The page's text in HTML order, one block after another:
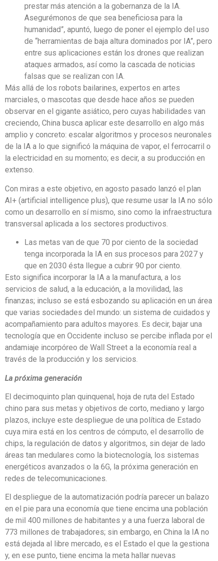
prestar más atención a la gobernanza de la IA.
Asegurémonos de que sea beneficiosa para la
humanidad”, apuntó, luego de poner el ejemplo del uso
de “herramientas de baja altura dominados por IA”, pero
entre sus aplicaciones están los drones que realizan
ataques armados, así como la cascada de noticias
falsas que se realizan con IA.
Más allá de los robots bailarines, expertos en artes
marciales, o mascotas que desde hace años se pueden
observar en el gigante asiático, pero cuyas habilidades van
creciendo, China busca aplicar este desarrollo en algo más
amplio y concreto: escalar algoritmos y procesos neuronales
de la IA a lo que significó la máquina de vapor, el ferrocarril o
la electricidad en su momento; es decir, a su producción en
extenso.
Con miras a este objetivo, en agosto pasado lanzó el plan
AI+ (artificial intelligence plus), que resume usar la IA no sólo
como un desarrollo en sí mismo, sino como la infraestructura
transversal aplicada a los sectores productivos.
Las metas van de que 70 por ciento de la sociedad
tenga incorporada la IA en sus procesos para 2027 y
que en 2030 ésta llegue a cubrir 90 por ciento.
Esto significa incorporar la IA a la manufactura, a los
servicios de salud, a la educación, a la movilidad, las
finanzas; incluso se está esbozando su aplicación en un área
que varias sociedades del mundo: un sistema de cuidados y
acompañamiento para adultos mayores. Es decir, bajar una
tecnología que en Occidente incluso se percibe inflada por el
andamiaje incorpóreo de Wall Street a la economía real a
través de la producción y los servicios.
La próxima generación
El decimoquinto plan quinquenal, hoja de ruta del Estado
chino para sus metas y objetivos de corto, mediano y largo
plazos, incluye este despliegue de una política de Estado
cuya mira está en los centros de cómputo, el desarrollo de
chips, la regulación de datos y algoritmos, sin dejar de lado
áreas tan medulares como la biotecnología, los sistemas
energéticos avanzados o la 6G, la próxima generación en
redes de telecomunicaciones.
El despliegue de la automatización podría parecer un balazo
en el pie para una economía que tiene encima una población
de mil 400 millones de habitantes y a una fuerza laboral de
773 millones de trabajadores; sin embargo, en China la IA no
está dejada al libre mercado, es el Estado el que la gestiona
y, en ese punto, tiene encima la meta hallar nuevas